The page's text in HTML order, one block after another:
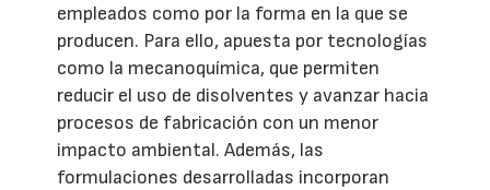
empleados como por la forma en la que se
producen. Para ello, apuesta por tecnologías
como la mecanoquímica, que permiten
reducir el uso de disolventes y avanzar hacia
procesos de fabricación con un menor
impacto ambiental. Además, las
formulaciones desarrolladas incorporan